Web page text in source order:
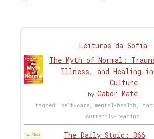
Leituras da Sofia
The Myth of Normal:
Illness, and Healing
Culture
by Gabor Maté
tagged: self-care, mental-health,
currently-reading
The Daily Stoic: 366